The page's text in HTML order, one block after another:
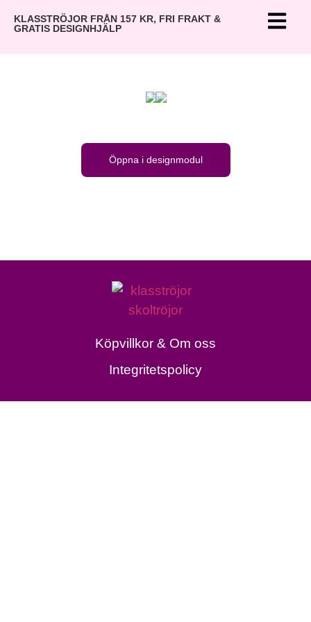
KLASSTRÖJOR FRÅN 157 KR, FRI FRAKT &
GRATIS DESIGNHJÄLP
Öppna i designmodul
Köpvillkor & Om oss
Integritetspolicy